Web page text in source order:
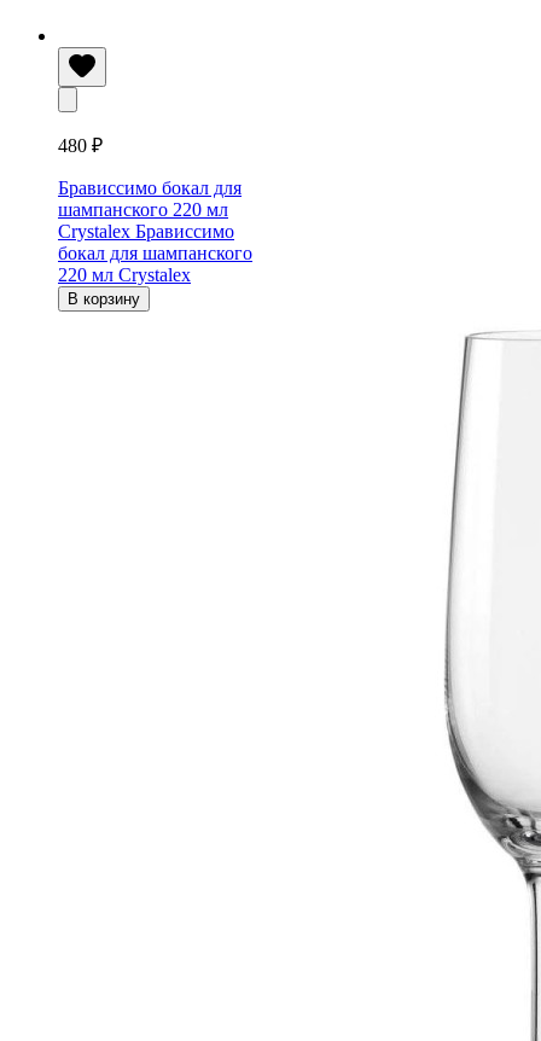
480 ₽
Брависсимо бокал для
шампанского 220 мл
Crystalex Брависсимо
бокал для шампанского
220 мл Crystalex
В корзину